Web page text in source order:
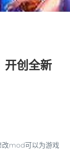
开创全新
改mod可以为游戏